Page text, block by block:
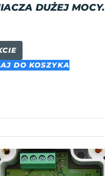
DUŻEJ MOCY.
DO KOSZYKA